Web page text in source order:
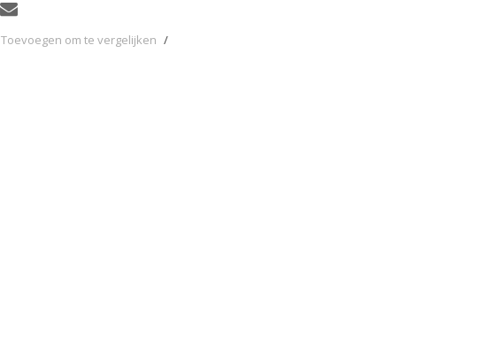
Toevoegen om te vergelijken /